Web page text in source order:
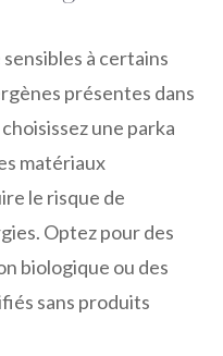
à certains
présentes dans
une parka
matériaux
le risque de
Optez pour des
biologique ou des
sans produits